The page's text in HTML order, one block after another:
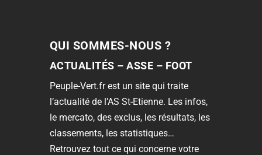
QUI SOMMES-NOUS ?
ACTUALITÉS – ASSE – FOOT
Peuple-Vert.fr est un site qui traite
l’actualité de l’AS St-Etienne. Les infos,
le mercato, des exclus, les résultats, les
classements, les statistiques…
Retrouvez tout ce qui concerne votre